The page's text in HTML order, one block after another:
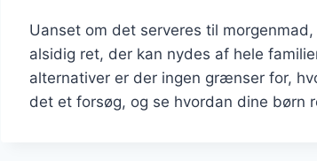
Uanset om det serveres til
alsidig ret, der kan nydes af hele
alternativer er der ingen grænser for,
det et forsøg, og se hvordan dine børn